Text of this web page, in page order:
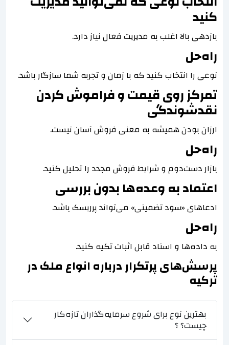
کنید
بازدهی بالا اغلب به مدیریت فعال نیاز دارد.
راه‌حل
نوعی را انتخاب کنید که با زمان و تجربه شما سازگار باشد.
تمرکز روی قیمت و فراموش کردن
نقدشوندگی
ارزان بودن همیشه به معنی فروش آسان نیست.
راه‌حل
بازار دست‌دوم و شرایط فروش مجدد را تحلیل کنید.
اعتماد به وعده‌ها بدون بررسی
ادعاهای «سود تضمینی» می‌تواند پرریسک باشد.
راه‌حل
به داده‌ها و اسناد قابل اثبات تکیه کنید.
پرسش‌های پرتکرار درباره انواع ملک در
ترکیه
بهترین نوع برای شروع سرمایه‌گذاران تازه‌کار
چیست؟ ؟